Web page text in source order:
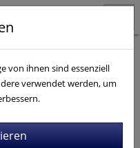
von ihnen sind essenziell
verwendet werden, um